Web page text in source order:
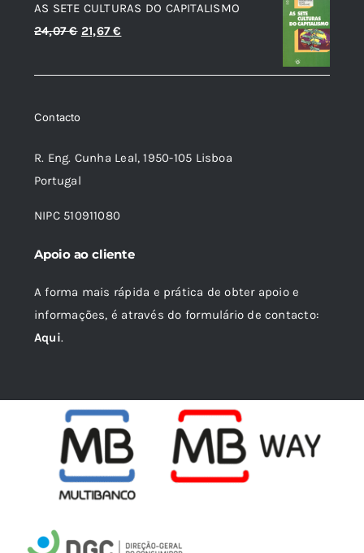
8,90 €.8,01 €.
AS SETE CULTURAS DO CAPITALISMO
24,07€ O
original
24,07 €.
21,67€
atual
Contacto
R. Eng. Cunha Leal, 1950-105 Lisboa
Portugal
NIPC 510911080
Apoio ao cliente
A forma mais rápida e prática de obter apoio e
informações, é através do formulário de contacto:
Aqui.